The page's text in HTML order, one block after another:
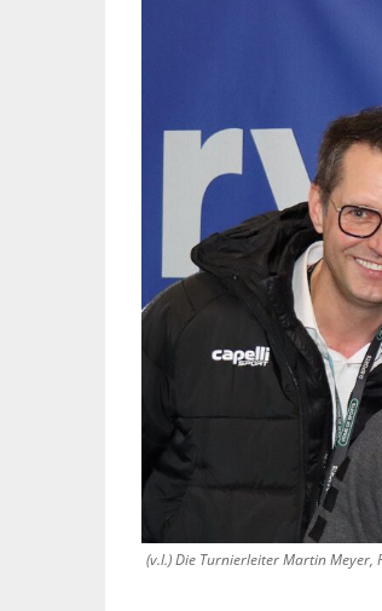
(v.l.) Die Turnierleiter Martin Meyer,